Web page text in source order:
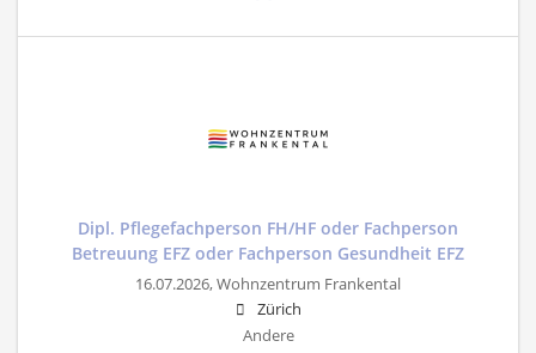
Dipl. Pflegefachperson FH/HF oder Fachperson
Betreuung EFZ oder Fachperson Gesundheit EFZ
16.07.2026,Wohnzentrum Frankental
Zürich
Andere